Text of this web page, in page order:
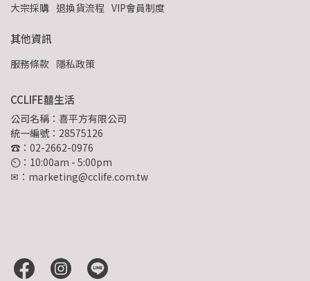
大宗採購 退換貨流程 VIP會員制度
其他資訊
服務條款 隱私政策
CCLIFE囍生活
公司名稱：喜平方有限公司
統一編號：28575126
☎：02-2662-0976
⏲︎：10:00am - 5:00pm
✉：marketing@cclife.com.tw